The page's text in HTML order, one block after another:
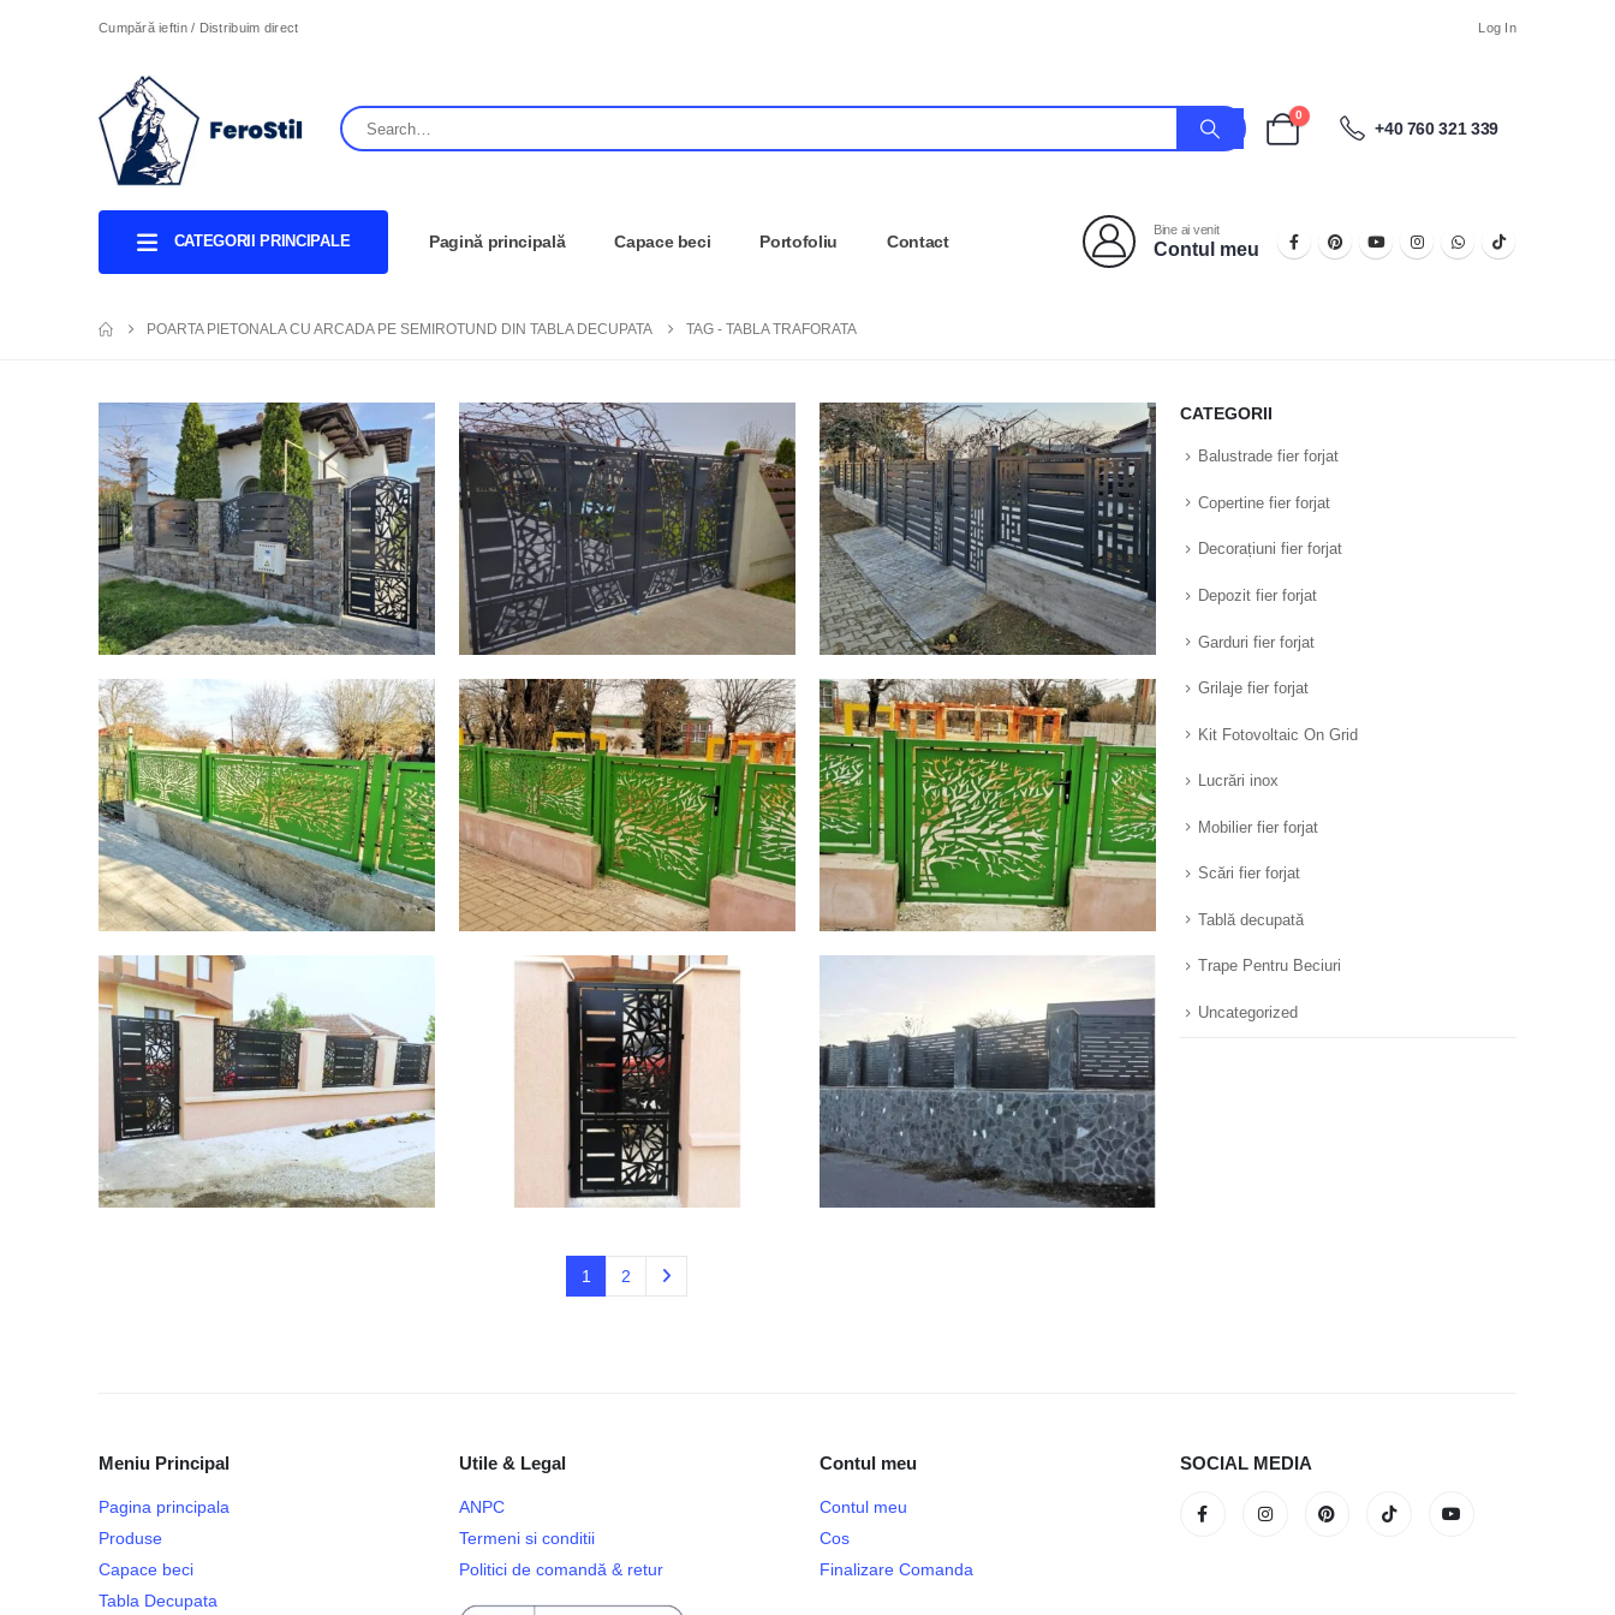
Cumpără ieftin / Distribuim direct Log In
0
+40 760 321 339
CATEGORII PRINCIPALE Pagină principală Capace beci Portofoliu Contact
Bine ai venit
Contul meu
POARTA PIETONALA CU ARCADA PE SEMIROTUND DIN TABLA DECUPATA TAG - TABLA TRAFORATA
1 2
CATEGORII
Balustrade fier forjat
Copertine fier forjat
Decorațiuni fier forjat
Depozit fier forjat
Garduri fier forjat
Grilaje fier forjat
Kit Fotovoltaic On Grid
Lucrări inox
Mobilier fier forjat
Scări fier forjat
Tablă decupată
Trape Pentru Beciuri
Uncategorized
Meniu Principal
Pagina principala
Produse
Capace beci
Tabla Decupata
Utile & Legal
ANPC
Termeni si conditii
Politici de comandă & retur
Contul meu
Contul meu
Cos
Finalizare Comanda
SOCIAL MEDIA